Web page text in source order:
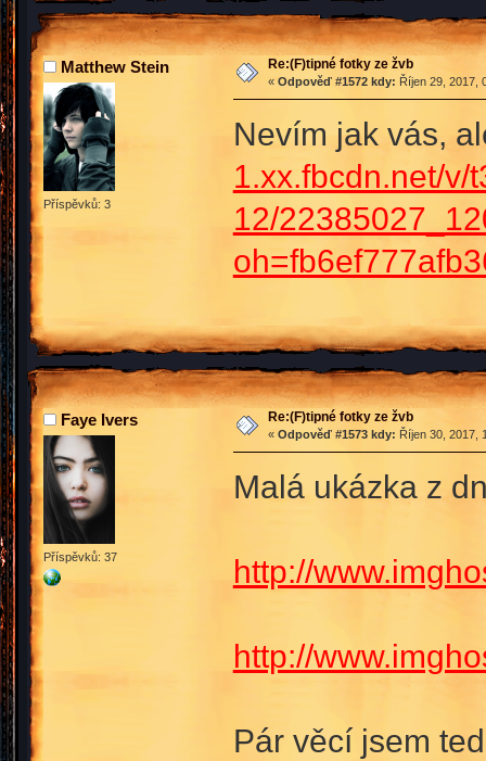
Matthew Stein
Příspěvků: 3
Re:(F)tipné fotky ze žvb
« Odpověď #1572 kdy: Říjen 29, 2017,
Nevím jak vás,
1.xx.fbcdn.net/v/
12/
Faye Ivers
Příspěvků: 37
Re:(F)tipné fotky ze žvb
« Odpověď #1573 kdy: Říjen 30, 2017,
Malá ukázka z
http://
http://
Pár věcí jsem